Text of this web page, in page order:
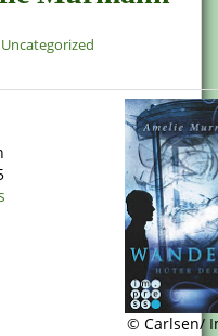
Uncategorized
© Carlsen/